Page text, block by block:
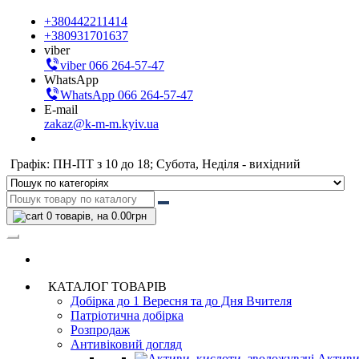
+380442211414
+380931701637
viber
viber 066 264-57-47
WhatsApp
WhatsApp 066 264-57-47
E-mail
zakaz@k-m-m.kyiv.ua
Графік: ПН-ПТ з 10 до 18; Субота, Неділя - вихідний
0 товарів, на 0.00грн
КАТАЛОГ ТОВАРІВ
Добірка до 1 Вересня та до Дня Вчителя
Патріотична добірка
Розпродаж
Антивіковий догляд